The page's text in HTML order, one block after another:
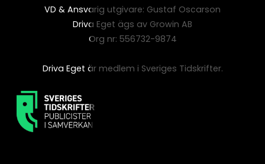
VD & Ansvarig utgivare: Gustaf Oscarson
Driva Eget ägs av Growin AB
Org nr: 556732-9874
Driva Eget är medlem i Sveriges Tidskrifter.